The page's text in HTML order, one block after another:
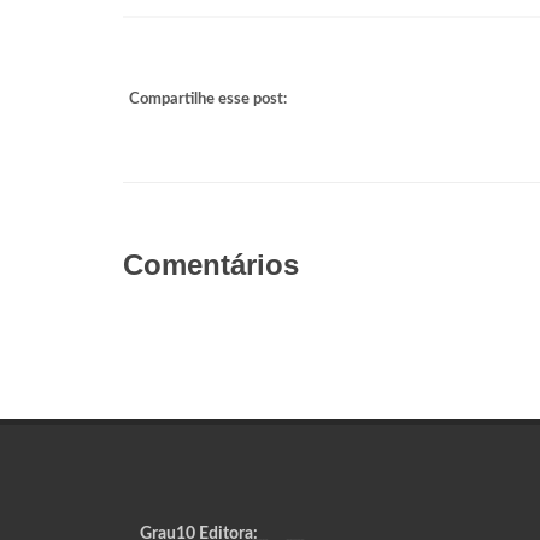
Compartilhe esse post:
Comentários
Grau10 Editora: